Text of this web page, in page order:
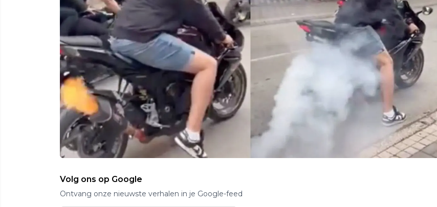
Volg ons op Google
Ontvang onze nieuwste verhalen in je Google-feed